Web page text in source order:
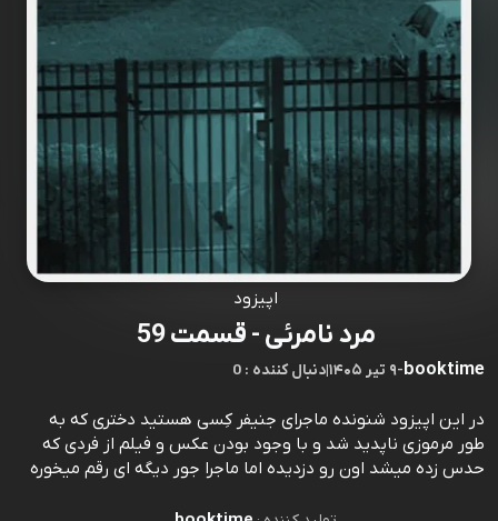
اپیزود
مرد نامرئی - قسمت 59
booktime
-۹ تیر ۱۴۰۵ |0 : دنبال کننده
در این اپیزود شنونده ماجرای جنیفر کِسی هستید دختری که به
طور مرموزی ناپدید شد و با وجود بودن عکس و فیلم از فردی که
حدس زده میشد اون رو دزدیده اما ماجرا جور دیگه ای رقم میخوره